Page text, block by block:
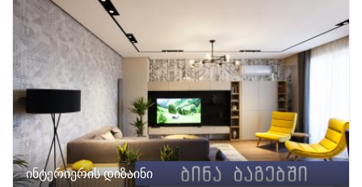
ინტერიერის დიზაინი